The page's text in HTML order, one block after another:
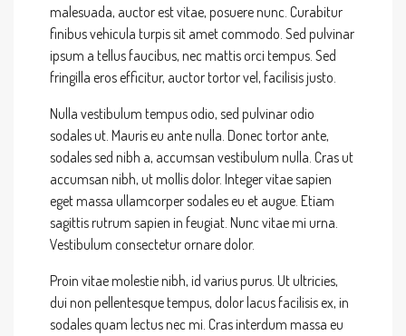
malesuada, auctor est vitae, posuere nunc. Curabitur
finibus vehicula turpis sit amet commodo. Sed pulvinar
ipsum a tellus faucibus, nec mattis orci tempus. Sed
fringilla eros efficitur, auctor tortor vel, facilisis justo.
Nulla vestibulum tempus odio, sed pulvinar odio
sodales ut. Mauris eu ante nulla. Donec tortor ante,
sodales sed nibh a, accumsan vestibulum nulla. Cras ut
accumsan nibh, ut mollis dolor. Integer vitae sapien
eget massa ullamcorper sodales eu et augue. Etiam
sagittis rutrum sapien in feugiat. Nunc vitae mi urna.
Vestibulum consectetur ornare dolor.
Proin vitae molestie nibh, id varius purus. Ut ultricies,
dui non pellentesque tempus, dolor lacus facilisis ex, in
sodales quam lectus nec mi. Cras interdum massa eu